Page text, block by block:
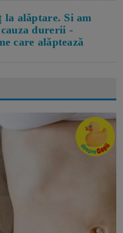
la alăptare. Si am
durerii -
care alăptează